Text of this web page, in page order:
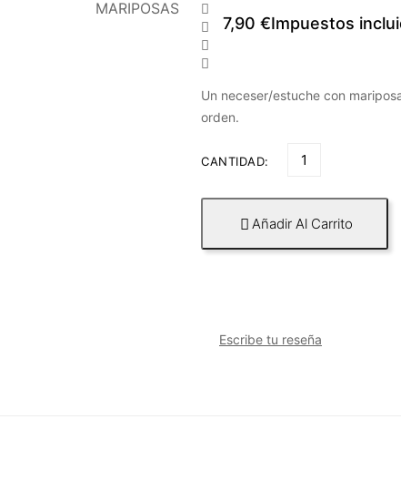




7,90 €Impuestos
Un neceser/estuche con
orden.
CANTIDAD:
 Añadir Al Carrito
Escribe tu reseña